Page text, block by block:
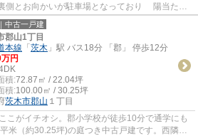
側とお向かいが駐車場となっており 陽当た
中古一戸建
郡山1丁目
本線 「 茨木 」駅 バス18分 「郡」 停歩12分
円
積:72.87㎡ / 22.04坪
積:100.00㎡ / 30.25坪
茨木市郡山 １丁目
こがイチオシ。郡小学校が徒歩10分で通学にも
米（約30.25坪)の庭つき中古戸建です。西隣と